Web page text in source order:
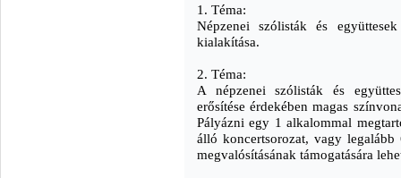
1. Téma:
Népzenei szólisták és
kialakítása.
2. Téma:
A népzenei szólisták és
erősítése érdekében magas
Pályázni egy 1 alkalommal
álló koncertsorozat, vagy
megvalósításának támogatására